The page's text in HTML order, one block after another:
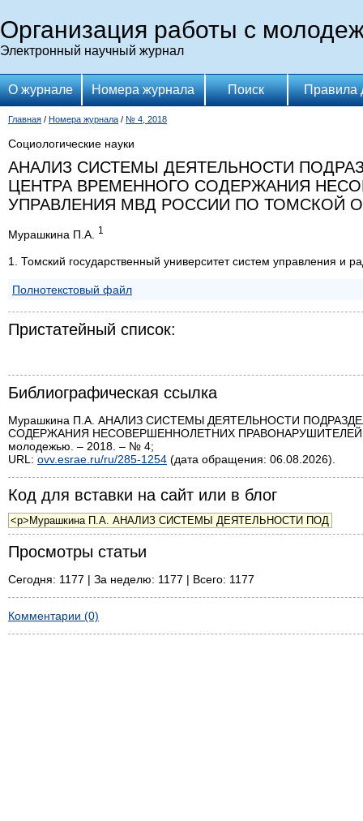
Организация работы с
Электронный научный журнал
О журнале Номера журнала Поиск Правила
Главная / Номера журнала / № 4, 2018
Социологические науки
АНАЛИЗ СИСТЕМЫ ДЕЯТЕЛЬНОСТИ
ЦЕНТРА ВРЕМЕННОГО СОДЕРЖАНИЯ
УПРАВЛЕНИЯ МВД РОССИИ ПО ТОМСКОЙ
Мурашкина П.А. 1
1. Томский государственный университет систем управления и
Полнотекстовый файл
Пристатейный список:
Библиографическая ссылка
Мурашкина П.А. АНАЛИЗ СИСТЕМЫ ДЕЯТЕЛЬНОСТИ
СОДЕРЖАНИЯ НЕСОВЕРШЕННОЛЕТНИХ ПРАВОНАРУШИТЕЛЕЙ
молодежью. – 2018. – № 4;
URL: ovv.esrae.ru/ru/285-1254 (дата обращения: 06.08.2026).
Код для вставки на сайт или в блог
Просмотры статьи
Сегодня: 1177 | За неделю: 1177 | Всего: 1177
Комментарии (0)